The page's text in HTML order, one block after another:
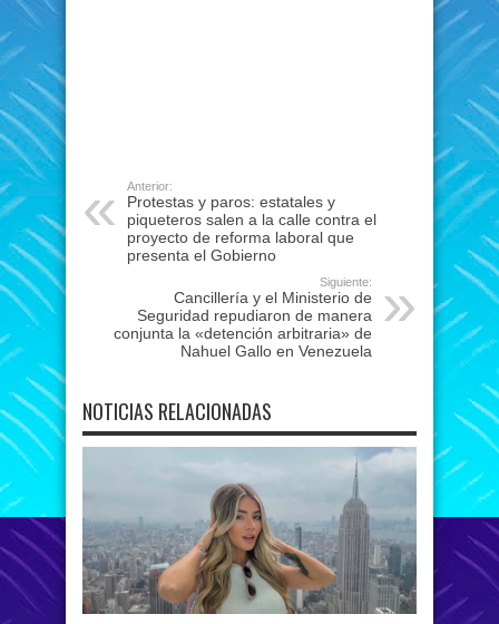
Anterior:
Protestas y paros: estatales y
piqueteros salen a la calle contra el
proyecto de reforma laboral que
presenta el Gobierno
Siguiente:
Cancillería y el Ministerio de
Seguridad repudiaron de manera
conjunta la «detención arbitraria» de
Nahuel Gallo en Venezuela
NOTICIAS RELACIONADAS